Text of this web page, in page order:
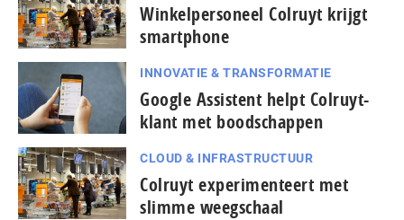
Winkelpersoneel Colruyt krijgt
smartphone
INNOVATIE & TRANSFORMATIE
Google Assistent helpt Colruyt-
klant met boodschappen
CLOUD & INFRASTRUCTUUR
Colruyt experimenteert met
slimme weegschaal